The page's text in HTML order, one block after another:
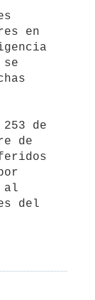
en
de
de
al
del